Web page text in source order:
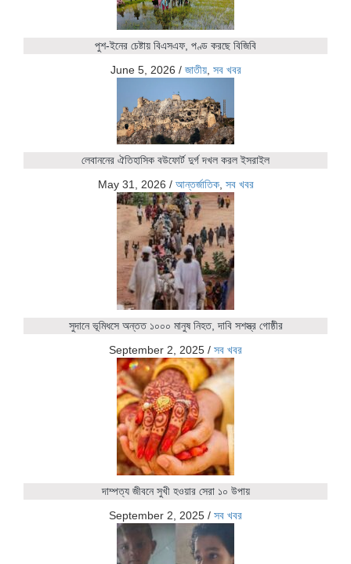
পুশ-ইনের চেষ্টায় বিএসএফ, পণ্ড করছে বিজিবি
June 5, 2026 / জাতীয়, সব খবর
লেবাননের ঐতিহাসিক বউফোর্ট দুর্গ দখল করল ইসরাইল
May 31, 2026 / আন্তর্জাতিক, সব খবর
সুদানে ভূমিধসে অন্তত ১০০০ মানুষ নিহত, দাবি সশস্ত্র গোষ্ঠীর
September 2, 2025 / সব খবর
দাম্পত্য জীবনে সুখী হওয়ার সেরা ১০ উপায়
September 2, 2025 / সব খবর